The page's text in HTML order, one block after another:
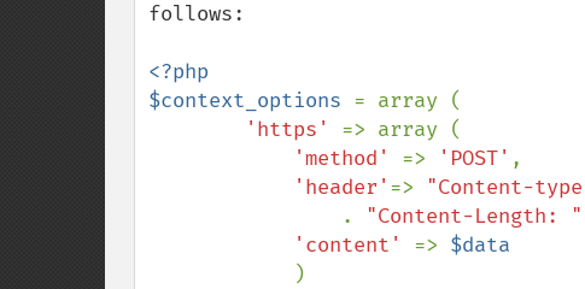
follows:
<?php
$context_options = array (
'https' => array (
'method' => 'POST' ,
'header' => "Content-
. "Content-Length: "
'content' => $data
)